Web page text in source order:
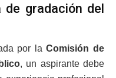
de gradación del
por laComisión de
, un aspirante debe